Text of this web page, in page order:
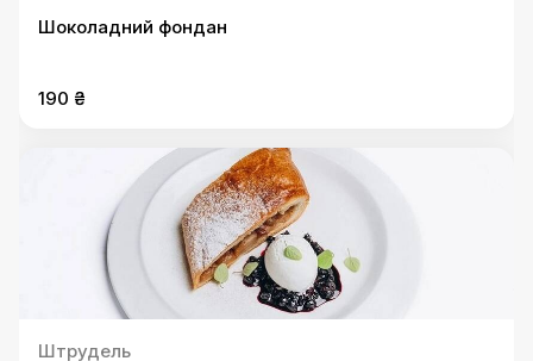
Шоколадний фондан
190 ₴
Штрудель